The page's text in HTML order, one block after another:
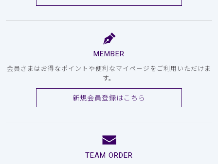
MEMBER
会員さまはお得なポイントや便利なマイページをご利用いただけま
す。
新規会員登録はこちら
TEAM ORDER